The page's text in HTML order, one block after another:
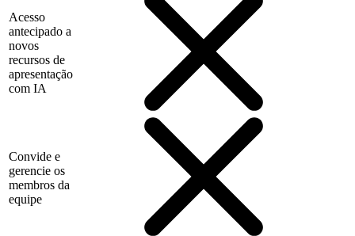
Acesso
antecipado a
novos
recursos de
apresentação
com IA
Convide e
gerencie os
membros da
equipe